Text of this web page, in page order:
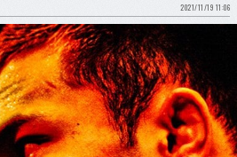
2021/11/19 11:06